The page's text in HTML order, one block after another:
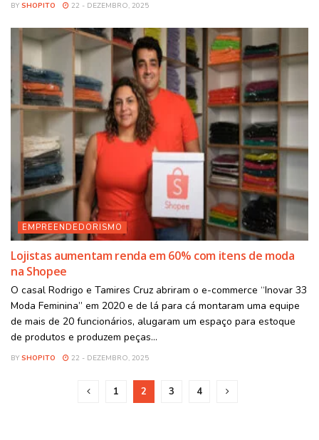
BY SHOPITO 22 - DEZEMBRO, 2025
EMPREENDEDORISMO
Lojistas aumentam renda em 60% com itens de moda
na Shopee
O casal Rodrigo e Tamires Cruz abriram o e-commerce “Inovar 33
Moda Feminina” em 2020 e de lá para cá montaram uma equipe
de mais de 20 funcionários, alugaram um espaço para estoque
de produtos e produzem peças...
BY SHOPITO 22 - DEZEMBRO, 2025
1 2 3 4